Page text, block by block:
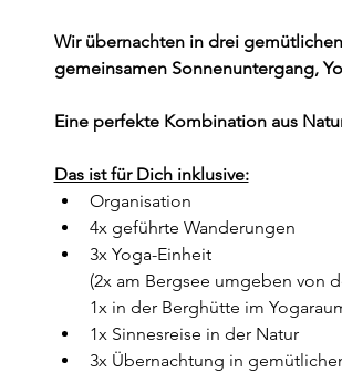
Wir übernachten in drei
gemeinsamen Sonnenuntergang,
Eine perfekte Kombination aus
Das ist für Dich inklusive:
Organisation
4x geführte Wanderungen
3x Yoga-Einheit
(2x am Bergsee umgeben von
1x in der Berghütte im
1x Sinnesreise in der Natur
3x Übernachtung in